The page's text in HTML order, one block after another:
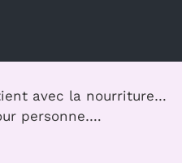
avec la nourriture…
personne….